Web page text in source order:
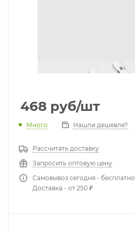
468 руб/шт
Много Нашли дешевле?
Рассчитать доставку
Запросить оптовую цену
Самовывоз сегодня - бесплатно
Доставка - от 250 ₽